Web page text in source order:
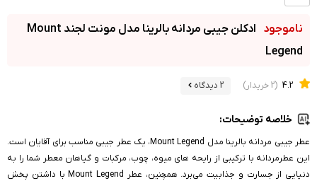
ادکلن جیبی مردانه بالرینا مدل مونت لجند Mount
Legend
4.2 (2 خریدار) 2 دیدگاه
خلاصه توضیحات:
عطر جیبی مردانه بالرینا مدل Mount Legend، یک عطر جیبی مناسب برای آقایان است.
این عطرمردانه با ترکیبی از رایحه های ميوه، چوب، مركبات و گياهان معطر شما را به
دنیایی از جسارت و جذابیت می‌برد. همچنین، عطر Mount Legend با داشتن پخش